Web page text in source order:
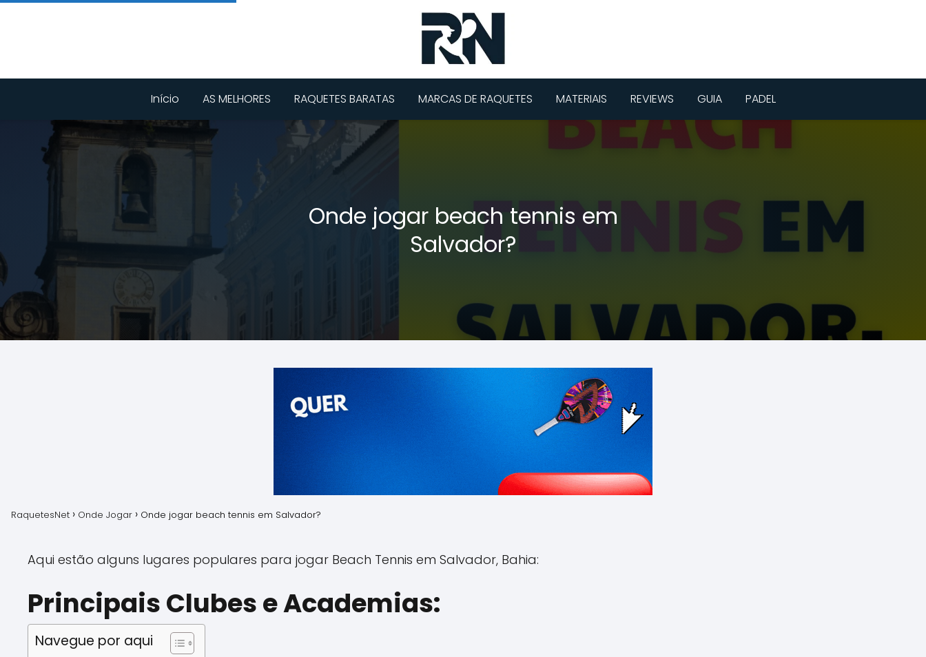
Início AS MELHORES RAQUETES BARATAS MARCAS DE RAQUETES MATERIAIS REVIEWS GUIA PADEL
Onde jogar beach tennis em
Salvador?
RaquetesNet Onde Jogar Onde jogar beach tennis em Salvador?
Aqui estão alguns lugares populares para jogar Beach Tennis em Salvador, Bahia:
Principais Clubes e Academias:
Navegue por aqui